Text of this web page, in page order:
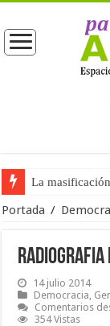
La
Portada /
Radiografia
14 julio 2014
Democracia,
Comentarios
354 Vistas